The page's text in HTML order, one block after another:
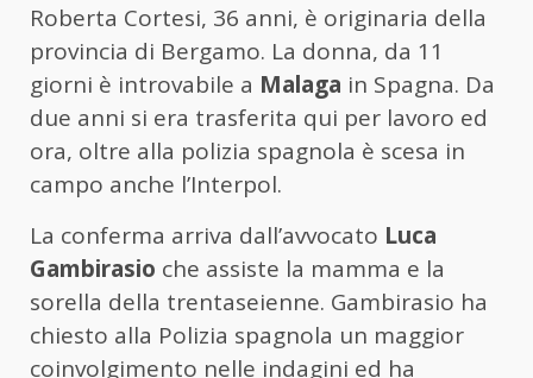
Roberta Cortesi, 36 anni, è originaria della
provincia di Bergamo. La donna, da 11
giorni è introvabile a Malaga in Spagna. Da
due anni si era trasferita qui per lavoro ed
ora, oltre alla polizia spagnola è scesa in
campo anche l’Interpol.
La conferma arriva dall’avvocato Luca
Gambirasio che assiste la mamma e la
sorella della trentaseienne. Gambirasio ha
chiesto alla Polizia spagnola un maggior
coinvolgimento nelle indagini ed ha